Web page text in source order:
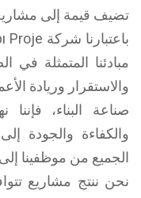
تضيف قيمة إلى
مبادئنا المتمثلة في
والاستقرار وريادة
صناعة البناء،
والكفاءة والجودة
الجميع من موظفينا إلى
نحن ننتج مشاريع